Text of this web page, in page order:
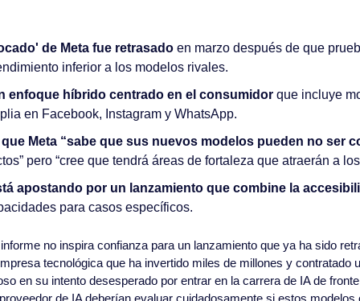
de Meta fue retrasado en marzo después de que
inferior a los modelos rivales.
enfoque híbrido centrado en el consumidor que incluye
en Facebook, Instagram y WhatsApp.
Meta “sabe que sus nuevos modelos pueden no ser
pero “cree que tendrá áreas de fortaleza que atraerán a
apostando por un lanzamiento que combine la
para casos específicos.
no inspira confianza para un lanzamiento que ya ha sido
tecnológica que ha invertido miles de millones y contratado
en su intento desesperado por entrar en la carrera de IA de